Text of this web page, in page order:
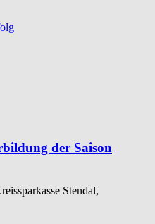
der Saison
Stendal,